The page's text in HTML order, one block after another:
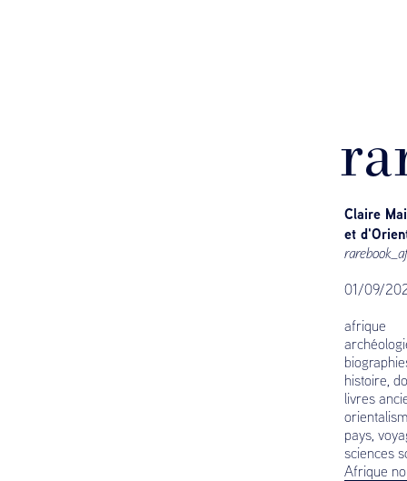
Claire
et
01/09/
afrique
histoire,
livres
pays,
sciences
Afrique